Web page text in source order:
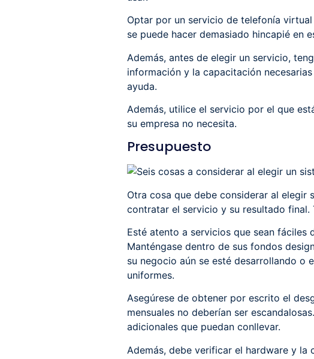
Optar por un servicio de telefonía
se puede hacer demasiado hincapié en
Además, antes de elegir un servicio,
información y la capacitación
ayuda.
Además, utilice el servicio por el que
su empresa no necesita.
Presupuesto
Otra cosa que debe considerar al
contratar el servicio y su resultado final.
Esté atento a servicios que sean fáciles
Manténgase dentro de sus fondos
su negocio aún se esté desarrollando o
uniformes.
Asegúrese de obtener por escrito el
mensuales no deberían ser
adicionales que puedan conllevar.
Además, debe verificar el hardware y